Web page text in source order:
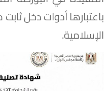
باعتبارها أدوات دخل
الإسلامية.